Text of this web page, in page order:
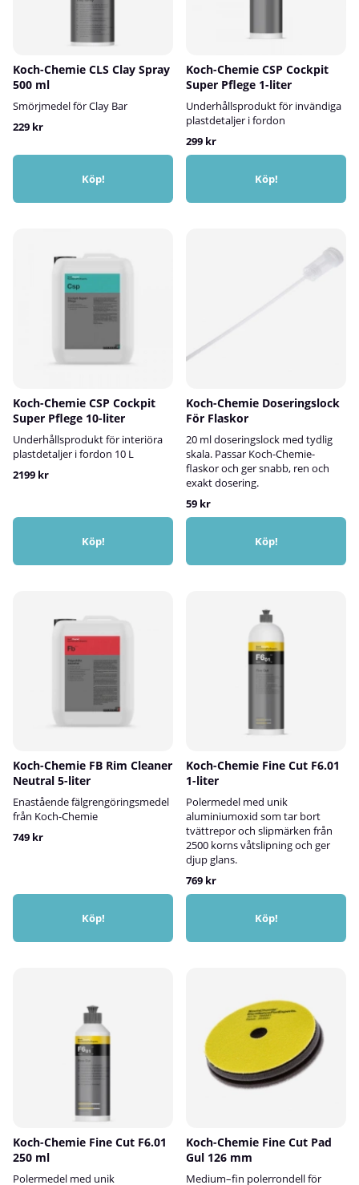
Koch-Chemie CLS Clay Spray
500 ml
Smörjmedel för Clay Bar
229 kr
Köp!
Koch-Chemie CSP Cockpit
Super Pflege 1-liter
Underhållsprodukt för invändiga
plastdetaljer i fordon
299 kr
Köp!
Koch-Chemie CSP Cockpit
Super Pflege 10-liter
Underhållsprodukt för interiöra
plastdetaljer i fordon 10 L
2199 kr
Köp!
Koch-Chemie Doseringslock
För Flaskor
20 ml doseringslock med tydlig
skala. Passar Koch-Chemie-
flaskor och ger snabb, ren och
exakt dosering.
59 kr
Köp!
Koch-Chemie FB Rim Cleaner
Neutral 5-liter
Enastående fälgrengöringsmedel
från Koch-Chemie
749 kr
Köp!
Koch-Chemie Fine Cut F6.01
1-liter
Polermedel med unik
aluminiumoxid som tar bort
tvättrepor och slipmärken från
2500 korns våtslipning och ger
djup glans.
769 kr
Köp!
Koch-Chemie Fine Cut F6.01
250 ml
Polermedel med unik
Koch-Chemie Fine Cut Pad
Gul 126 mm
Medium–fin polerrondell för